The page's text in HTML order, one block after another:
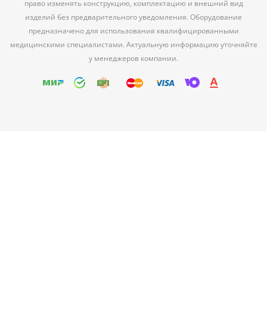
право изменять конструкцию, комплектацию и внешний вид
изделий без предварительного уведомления. Оборудование
предназначено для использования квалифицированными
медицинскими специалистами. Актуальную информацию уточняйте
у менеджеров компании.